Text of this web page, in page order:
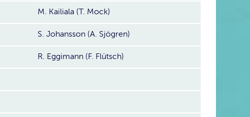
M. Kailiala (T. Mock)
S. Johansson (A. Sjögren)
R. Eggimann (F. Flütsch)